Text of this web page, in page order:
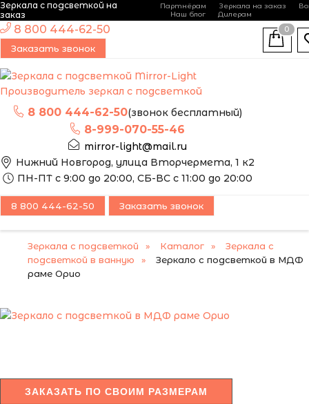
Зеркала с подсветкой на
заказ
Партнёрам Зеркала на заказ
Наш блог
Дилерам
Производитель зеркал с подсветкой
8 800 444-62-50(звонок бесплатный)
8-999-070-55-46
mirror-light@mail.ru
Нижний Новгород, улица Вторчермета, 1 к2
ПН-ПТ с 9:00 до 20:00, СБ-ВС с 11:00 до 20:00
8 800 444-62-50
Заказать звонок
0
8 800 444-62-50 Заказать звонок
Зеркала с подсветкой Каталог
Зеркала с
подсветкой в ванную
Зеркало с подсветкой в МДФ
раме Орио
ЭТО ЗЕРКАЛО МЫ
МОЖЕМ ИЗГОТОВИТЬ
ПО ВАШИМ
ЗАКАЗАТЬ ПО СВОИМ РАЗМЕРАМ
-